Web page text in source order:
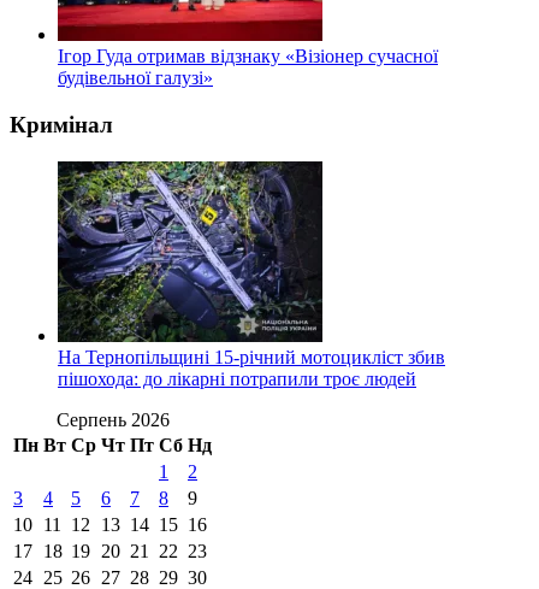
Ігор Гуда отримав відзнаку «Візіонер сучасної
будівельної галузі»
Кримінал
На Тернопільщині 15-річний мотоцикліст збив
пішохода: до лікарні потрапили троє людей
Серпень 2026
Пн Вт Ср Чт Пт Сб Нд
1
2
3
4 5 6 7 8
9
10 11 12 13 14 15 16
17 18 19 20 21 22 23
24 25 26 27 28 29 30